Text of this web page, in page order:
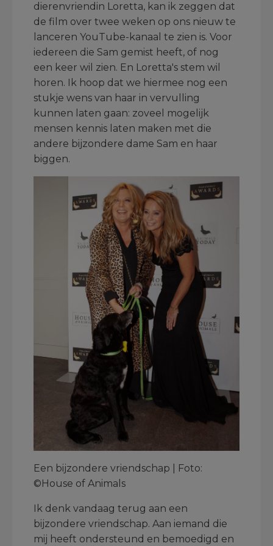
dierenvriendin Loretta, kan ik zeggen dat
de film over twee weken op ons nieuw te
lanceren YouTube-kanaal te zien is. Voor
iedereen die Sam gemist heeft, of nog
een keer wil zien. En Loretta's stem wil
horen. Ik hoop dat we hiermee nog een
stukje wens van haar in vervulling
kunnen laten gaan: zoveel mogelijk
mensen kennis laten maken met die
andere bijzondere dame Sam en haar
biggen.
Een bijzondere vriendschap | Foto:
©House of Animals
Ik denk vandaag terug aan een
bijzondere vriendschap. Aan iemand die
mij heeft ondersteund en bemoedigd en